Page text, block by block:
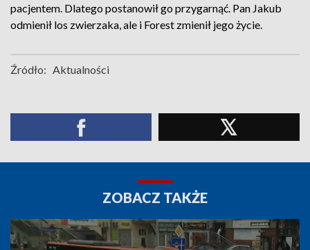
pacjentem. Dlatego postanowił go przygarnąć. Pan Jakub
odmienił los zwierzaka, ale i Forest zmienił jego życie.
Źródło: Aktualności
ZOBACZ TAKŻE